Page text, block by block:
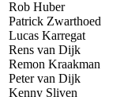
Rob Huber
Patrick Zwarthoed
Lucas Karregat
Rens van Dijk
Remon Kraakman
Peter van Dijk
Kenny Sliven